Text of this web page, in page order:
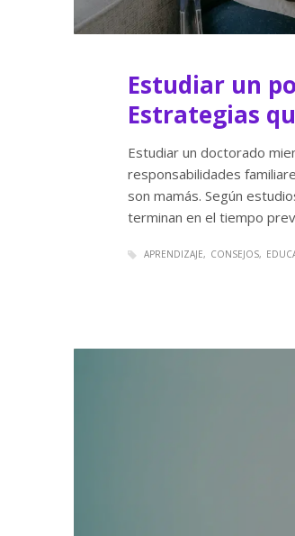
Estudiar un
Estrategias
Estudiar un doctorado
responsabilidades
son mamás. Según
terminan en el tiempo
APRENDIZAJE CONSEJOS